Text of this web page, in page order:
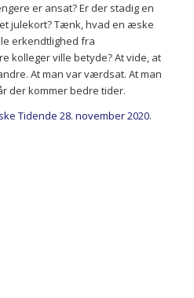
er ansat? Er der stadig en
julekort? Tænk, hvad en æske
erkendtlighed fra
kolleger ville betyde? At vide, at
At man var værdsat. At man
der kommer bedre tider.
Tidende 28. november 2020.